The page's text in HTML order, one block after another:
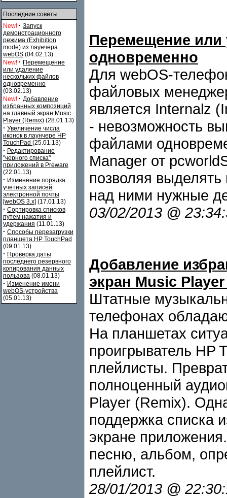
Последние советы
New! · Запуск
демонстрационного
режима (Exhibition
mode) из лаунчера
webOS (04.02.13)
New! · Перемещение
или удаление
нескольких файлов
одновременно
(03.02.13)
New! · Добавление
избранных композиций
на главный экран Music
Player (Remix) (28.01.13)
· Увеличение числа
иконок в лаунчере HP
TouchPad (25.01.13)
· Редактирование
"черного списка"
приложений в Preware
(22.01.13)
· Изменение порядка
учетных записей
электронной почты
[webOS 3.x] (17.01.13)
· Сортировка списков
путем нажатия и
удержания (11.01.13)
· Способы перезагрузки
планшета HP TouchPad
(09.01.13)
· Проверка даты
последнего резервного
копирования данных
пользова (08.01.13)
· Изменение имени
webOS-устройства
(05.01.13)
Перемещение или
одновременно
Для webOS-
файловых
является Internalz
- невозможность
файлами
Manager от
позволяя
над ними нужные
03/02/2013 @
Добавление
экран Music
Штатные
телефонах
На планшетах
проигрыватель HP
плейлисты.
полноценный
Player (Remix).
поддержка списка
экране
песню, альбом,
плейлист.
28/01/2013 @